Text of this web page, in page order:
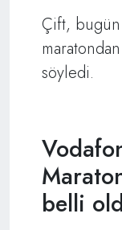
Çift,
söyledi.
belli